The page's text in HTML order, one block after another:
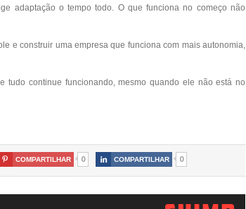
adaptação o tempo todo. O que funciona no começo não
e construir uma empresa que funciona com mais autonomia,
continue funcionando, mesmo quando ele não está no
 COMPARTILHAR 0  COMPARTILHAR 0